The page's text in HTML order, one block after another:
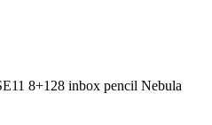
8+128 inbox pencil Nebula